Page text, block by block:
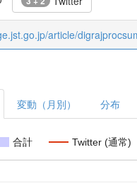
article/
変動（月別） 分布
合計 Twitter (通常)